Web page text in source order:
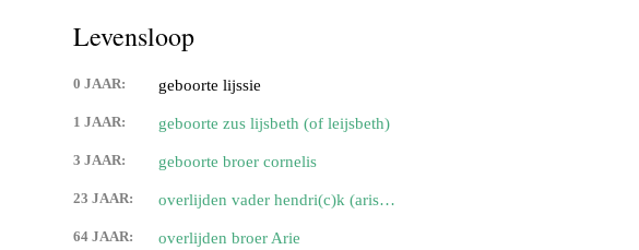
Levensloop
0 JAAR: geboorte lijssie
1 JAAR: geboorte zus lijsbeth (of leijsbeth)
3 JAAR: geboorte broer cornelis
23 JAAR: overlijden vader hendri(c)k (arisse of aerse)
64 JAAR: overlijden broer Arie